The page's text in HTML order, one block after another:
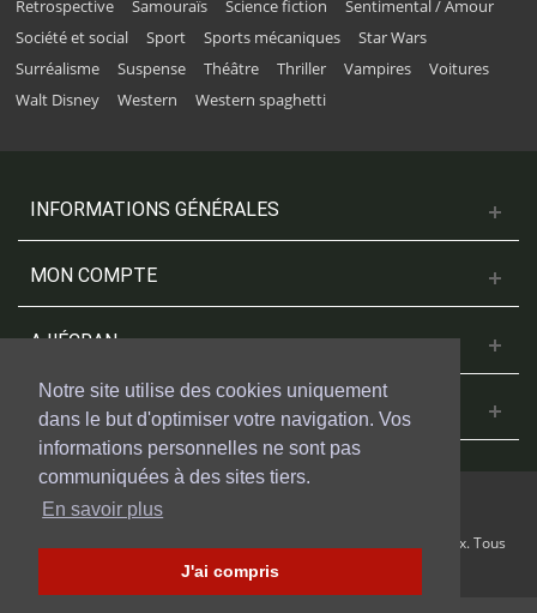
Notre site utilise des cookies uniquement
dans le but d'optimiser votre navigation. Vos
informations personnelles ne sont pas
communiquées à des sites tiers.
En savoir plus
J'ai compris
Retrospective
Samouraïs Science fiction
Sentimental / Amour
Société et social
Sport Sports mécaniques
Star Wars
Surréalisme
Suspense Théâtre Thriller Vampires
Voitures
Walt Disney
Western Western spaghetti
INFORMATIONS GÉNÉRALES
MON COMPTE
A L'ÉCRAN
NOUS CONTACTER
© 2018 Cinesud Affiches réalisé avec Presta Shop™ par Weblogix. Tous
droits reservés.